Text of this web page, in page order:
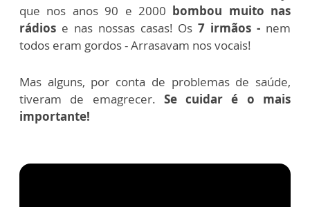
que nos anos 90 e 2000 bombou muito nas
rádios e nas nossas casas! Os7 irmãos - nem
todos eram gordos - Arrasavam nos vocais!
Mas alguns, por conta de problemas de saúde,
tiveram de emagrecer. Se cuidar é o mais
importante!